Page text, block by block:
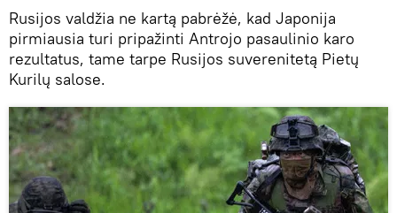
Rusijos valdžia ne kartą pabrėžė, kad Japonija
pirmiausia turi pripažinti Antrojo pasaulinio karo
rezultatus, tame tarpe Rusijos suverenitetą Pietų
Kurilų salose.